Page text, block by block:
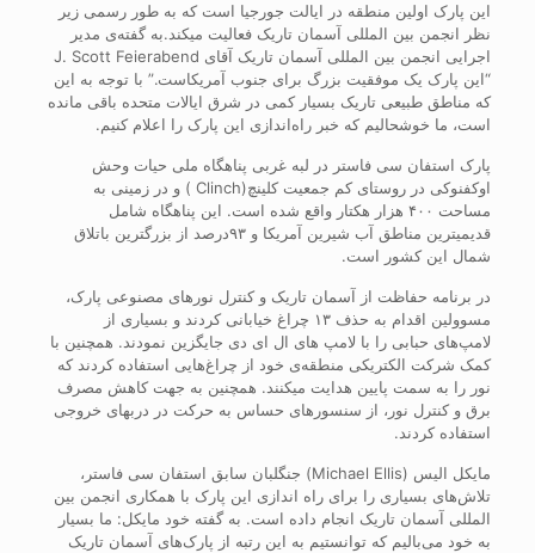
این پارک اولین منطقه در ایالت جورجیا است که به طور رسمی زیر
نظر انجمن بین المللی آسمان تاریک فعالیت می‎کند.به گفته‌ی مدیر
اجرایی انجمن بین المللی آسمان تاریک آقای J. Scott Feierabend
“این پارک یک موفقیت بزرگ برای جنوب آمریکاست.” با توجه به این
که مناطق طبیعی تاریک بسیار کمی در شرق ایالات متحده باقی مانده
است، ما خوشحالیم که خبر راه‌اندازی این پارک را اعلام کنیم.
پارک استفان سی فاستر در لبه غربی پناهگاه ملی حیات وحش
اوکفنوکی در روستای کم جمعیت کلینچ(Clinch ) و در زمینی به
مساحت ۴۰۰ هزار هکتار واقع شده است. این پناهگاه شامل
قدیمی‎ترین مناطق آب شیرین آمریکا و ۹۳درصد از بزرگترین باتلاق
شمال این کشور است.
در برنامه حفاظت از آسمان تاریک و کنترل نورهای مصنوعی پارک،
مسوولین اقدام به حذف ۱۳ چراغ خیابانی کردند و بسیاری از
لامپ‌های حبابی را با لامپ های ال ای دی جایگزین نمودند. همچنین با
کمک شرکت الکتریکی منطقه‌ی خود از چراغ‌‎هایی استفاده کردند که
نور را به سمت پایین هدایت می‎کنند. همچنین به جهت کاهش مصرف
برق و کنترل نور، از سنسورهای حساس به حرکت در درب‎های خروجی
استفاده کردند.
مایکل الیس (Michael Ellis) جنگل‎بان سابق استفان سی فاستر،
تلاش‌های بسیاری را برای راه اندازی این پارک با همکاری انجمن بین
المللی آسمان تاریک انجام داده است. به گفته خود مایکل: ما بسیار
به خود می‌بالیم که توانستیم به این رتبه از پارک‌های آسمان تاریک